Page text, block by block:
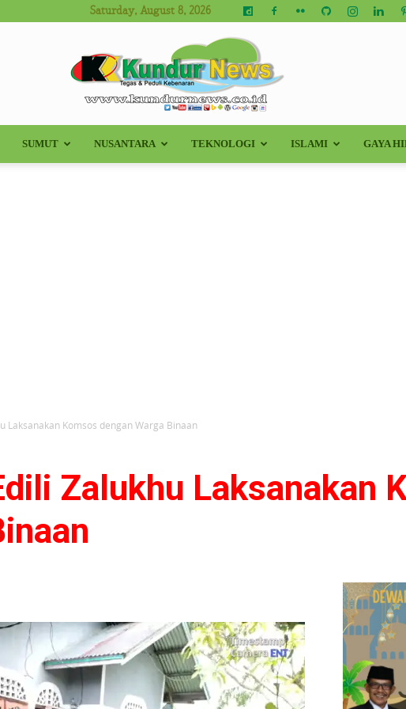
Saturday, August 8, 2026
Kundur
SUMUT NUSANTARA TEKNOLOGI ISLAMI GAYA
Laksanakan Komsos dengan Warga Binaan
Zalukhu Laksanakan